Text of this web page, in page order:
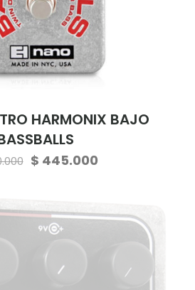
HARMONIX BAJO
Original
$ 590.000.
$ 445.000Current
$ 445.000.